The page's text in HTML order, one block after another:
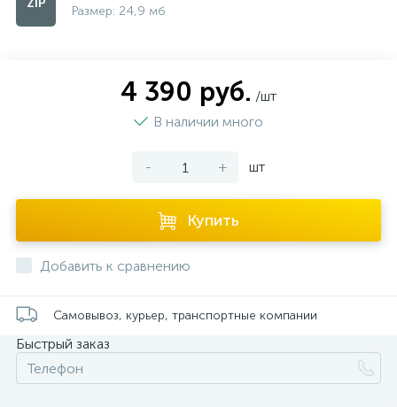
Размер: 24,9 мб
4 390 руб. /шт
В наличии много
- + шт
Купить
Добавить к сравнению
Самовывоз, курьер, транспортные компании
Быстрый заказ